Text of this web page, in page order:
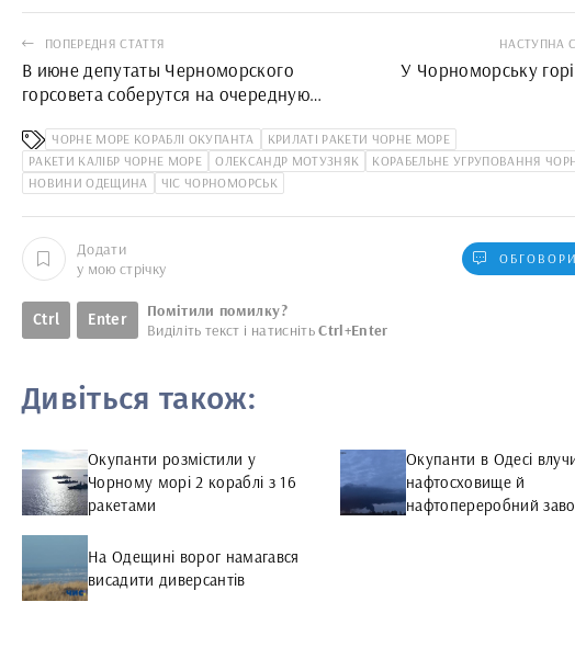
ПОПЕРЕДНЯ СТАТТЯ
В июне депутаты Черноморского
горсовета соберутся на очередную
НАСТУПНА
У Чорноморську
ЧОРНЕ МОРЕ КОРАБЛІ ОКУПАНТА
КРИЛАТІ РАКЕТИ ЧОРНЕ МОРЕ
РАКЕТИ КАЛІБР ЧОРНЕ МОРЕ
ОЛЕКСАНДР МОТУЗНЯК
КОРАБЕЛЬНЕ УГРУПОВАННЯ
НОВИНИ ОДЕЩИНА
ЧІС ЧОРНОМОРСЬК
Додати
у мою стрічку
Ctrl Enter
Помітили помилку?
Виділіть текст і натиснітьCtrl+Enter
Дивіться також:
Окупанти розмістили у
Чорному морі 2 кораблі з 16
ракетами
Окупанти в Одесі
нафтосховище й
нафтопереробний
На Одещині ворог намагався
висадити диверсантів